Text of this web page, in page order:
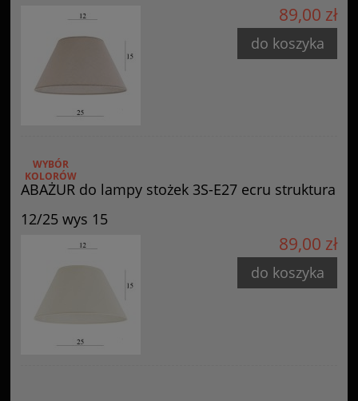
89,00 zł
do koszyka
ABAŻUR do lampy stożek 3S-E27 ecru struktura
12/25 wys 15
WYBÓR
KOLORÓW
89,00 zł
do koszyka